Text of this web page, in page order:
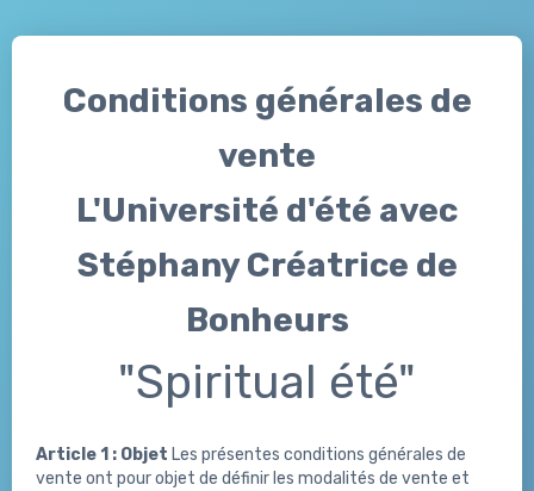
Conditions générales de
vente
L'Université d'été avec
Stéphany Créatrice de
Bonheurs
"Spiritual été"
Article 1 : Objet Les présentes conditions générales de
vente ont pour objet de définir les modalités de vente et